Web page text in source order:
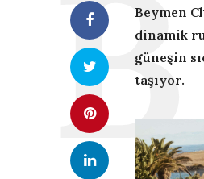
Beymen
dinamik
güneşin
taşıyor.